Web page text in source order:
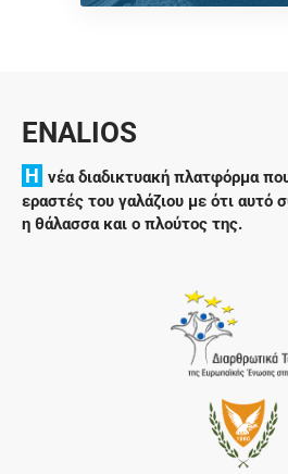
ENALIOS
H νέα διαδικτυακή πλατφόρμα
εραστές του γαλάζιου με ότι αυτό
η θάλασσα και ο πλούτος της.